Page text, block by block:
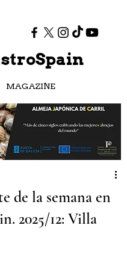
MAGAZINE
de la semana en
2025/12: Villa